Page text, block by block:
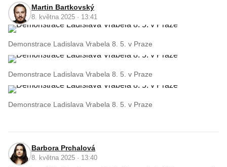
Martin Bartkovský
8. května 2025 · 13:41
Demonstrace Ladislava Vrabela 8. 5. v Praze
Demonstrace Ladislava Vrabela 8. 5. v Praze
Demonstrace Ladislava Vrabela 8. 5. v Praze
Barbora Prchalová
8. května 2025 · 13:40